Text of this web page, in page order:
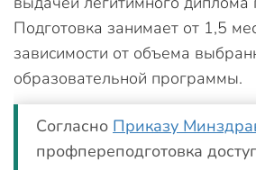
Подготовка занимает от 1,5
зависимости от объема
образовательной программы.
Согласно Приказу
профпереподготовка